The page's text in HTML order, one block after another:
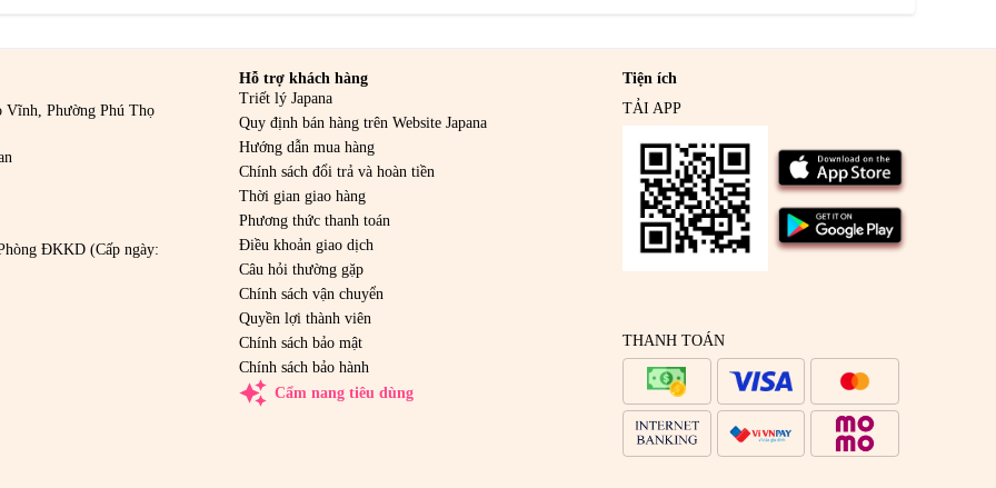
Vĩnh, Phường Phú Thọ
ĐKKD (Cấp ngày:
Hỗ trợ khách hàng
Triết lý Japana
Quy định bán hàng trên Website Japana
Hướng dẫn mua hàng
Chính sách đổi trả và hoàn tiền
Thời gian giao hàng
Phương thức thanh toán
Điều khoản giao dịch
Câu hỏi thường gặp
Chính sách vận chuyển
Quyền lợi thành viên
Chính sách bảo mật
Chính sách bảo hành
auto_awesome Cẩm nang tiêu dùng
Tiện ích
TẢI APP
THANH TOÁN